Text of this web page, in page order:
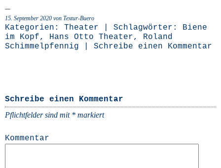
15. September 2020 von Textur-Buero
Kategorien: Theater | Schlagwörter: Biene
im Kopf, Hans Otto Theater, Roland
Schimmelpfennig
Schreibe einen Kommentar
Schreibe einen Kommentar
Pflichtfelder sind mit * markiert
Kommentar